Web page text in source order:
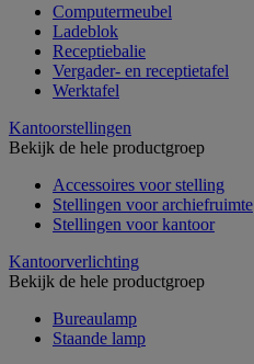
Computermeubel
Ladeblok
Receptiebalie
Vergader- en receptietafel
Werktafel
Kantoorstellingen
Bekijk de hele productgroep
Accessoires voor stelling
Stellingen voor archiefruimte
Stellingen voor kantoor
Kantoorverlichting
Bekijk de hele productgroep
Bureaulamp
Staande lamp